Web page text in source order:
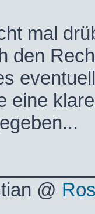
mal
den
eine
@